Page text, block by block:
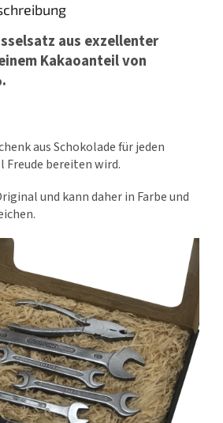
aus exzellenter
Kakaoanteil von
aus Schokolade für jeden
Freude bereiten wird.
und kann daher in Farbe und